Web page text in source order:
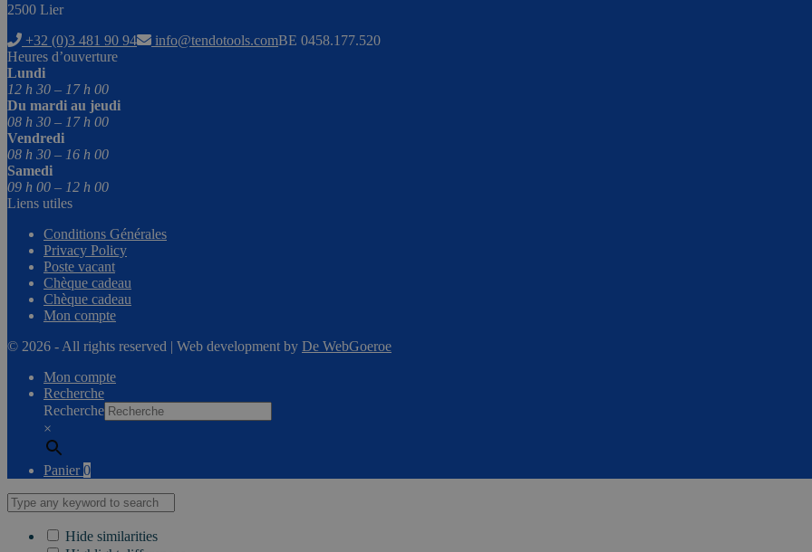
2500 Lier
+32 (0)3 481 90 94
info@tendotools.comBE 0458.177.520
Heures d’ouverture
Lundi
12 h 30 – 17 h 00
Du mardi au jeudi
08 h 30 – 17 h 00
Vendredi
08 h 30 – 16 h 00
Samedi
09 h 00 – 12 h 00
Liens utiles
Conditions Générales
Privacy Policy
Poste vacant
Chèque cadeau
Chèque cadeau
Mon compte
© 2026 - All rights reserved | Web development by De WebGoeroe
Mon compte
Recherche
Recherche
×
Panier 0
Hide similarities